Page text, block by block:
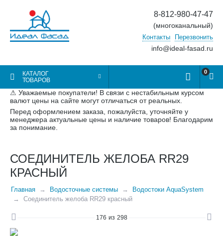
8-812-980-47-47
(многоканальный)
Контакты Перезвонить
info@ideal-fasad.ru
КАТАЛОГ
ТОВАРОВ
0
⚠ Уважаемые покупатели! В связи с нестабильным курсом
валют цены на сайте могут отличаться от реальных.
Перед оформлением заказа, пожалуйста, уточняйте у
менеджера актуальные цены и наличие товаров! Благодарим
за понимание.
СОЕДИНИТЕЛЬ ЖЕЛОБА RR29
КРАСНЫЙ
Главная Водосточные системы
Водостоки AquaSystem
Соединитель желоба RR29 красный
176 из 298